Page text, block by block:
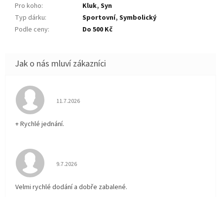
Pro koho: Kluk, Syn
Typ dárku: Sportovní, Symbolický
Podle ceny: Do 500 Kč
Hodnocení obchodu je 5 z 5 hvězdiček.
11.7.2026
+ Rychlé jednání.
Hodnocení obchodu je 5 z 5 hvězdiček.
9.7.2026
Velmi rychlé dodání a dobře zabalené.